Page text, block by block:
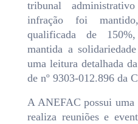
tribunal
infração foi
qualificada de
mantida a
uma leitura detalhada
de nº 9303-012.896 da
A ANEFAC possui
realiza reuniões e